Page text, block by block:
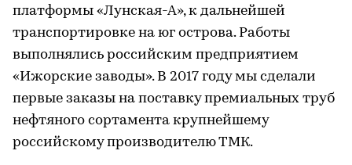
платформы «Лунская-А», к дальнейшей
транспортировке на юг острова. Работы
выполнялись российским предприятием
«Ижорские заводы». В 2017 году мы сделали
первые заказы на поставку премиальных труб
нефтяного сортамента крупнейшему
российскому производителю ТМК.